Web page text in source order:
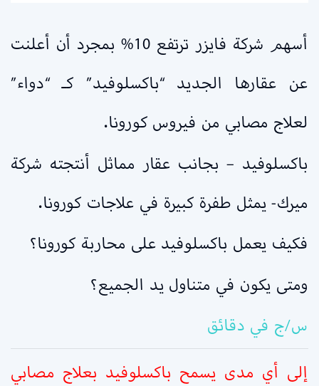
أسهم شركة فايزر ترتفع 10% بمجرد أن أعلنت
عن عقارها الجديد “باكسلوفيد” كـ “دواء”
لعلاج مصابي من فيروس كورونا.
باكسلوفيد – بجانب عقار مماثل أنتجته شركة
ميرك- يمثل طفرة كبيرة في علاجات كورونا.
فكيف يعمل باكسلوفيد على محاربة كورونا؟
ومتى يكون في متناول يد الجميع؟
س/ج في دقائق
إلى أي مدى يسمح باكسلوفيد بعلاج مصابي